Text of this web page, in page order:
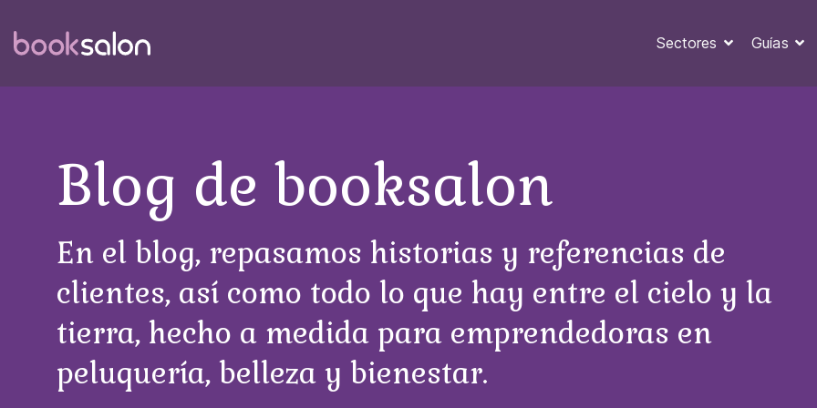
to
the
Sectores Guías
Blog de booksalon
En el blog, repasamos historias y referencias de
clientes, así como todo lo que hay entre el cielo y la
tierra, hecho a medida para emprendedoras en
peluquería, belleza y bienestar.